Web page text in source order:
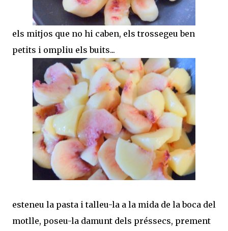
els mitjos que no hi caben, els trossegeu ben
petits i ompliu els buits...
esteneu la pasta i talleu-la a la mida de la boca del
motlle, poseu-la damunt dels préssecs, prement